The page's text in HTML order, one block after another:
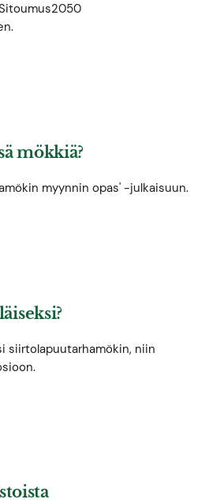
mökkiä?
myynnin opas' -julkaisuun.
siirtolapuutarhamökin, niin